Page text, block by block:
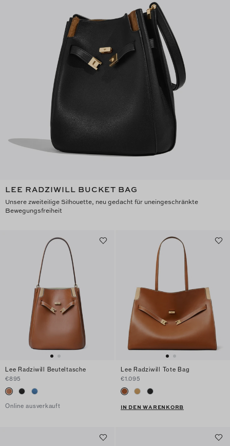
LEE RADZIWILL BUCKET BAG
Unsere zweiteilige Silhouette, neu gedacht für uneingeschränkte
Bewegungsfreiheit
Lee Radziwill Beuteltasche
€895
Online ausverkauft
Lee Radziwill Tote Bag
€1.095
IN DEN WARENKORB